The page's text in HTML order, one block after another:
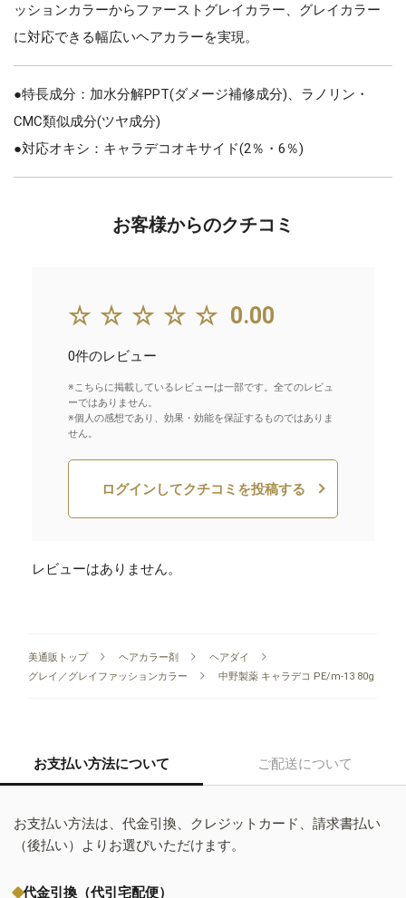
ッションカラーからファーストグレイカラー、グレイカラー
に対応できる幅広いヘアカラーを実現。
●特長成分：加水分解PPT(ダメージ補修成分)、ラノリン・
CMC類似成分(ツヤ成分)
●対応オキシ：キャラデコオキサイド(2％・6％)
お客様からのクチコミ
☆☆☆☆☆ 0.00
0件のレビュー
※こちらに掲載しているレビューは一部です。全てのレビュ
ーではありません。
※個人の感想であり、効果・効能を保証するものではありま
せん。
ログインしてクチコミを投稿する
レビューはありません。
美通販トップ ヘアカラー剤
ヘアダイ
グレイ／グレイファッションカラー
中野製薬 キャラデコ PE/m-13 80g
お支払い方法について ご配送について
お支払い方法は、代金引換、クレジットカード、請求書払い
（後払い）よりお選びいただけます。
代金引換（代引宅配便）